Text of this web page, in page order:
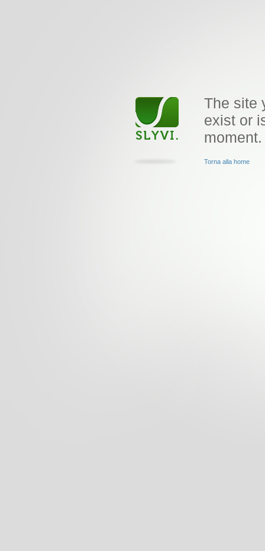
The site
exist or
moment.
Torna alla home